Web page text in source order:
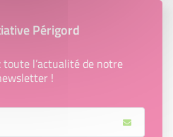
Périgord
l’actualité de notre
!